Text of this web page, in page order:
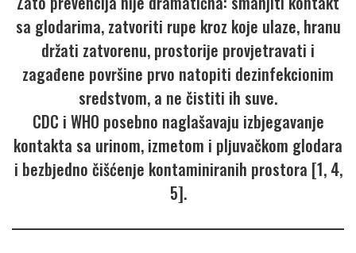
sa glodarima, zatvoriti rupe kroz koje ulaze, hranu
držati zatvorenu, prostorije provjetravati i
zagađene površine prvo natopiti dezinfekcionim
sredstvom, a ne čistiti ih suve.
CDC i WHO posebno naglašavaju izbjegavanje
kontakta sa urinom, izmetom i pljuvačkom glodara
i bezbjedno čišćenje kontaminiranih prostora [1, 4,
5].